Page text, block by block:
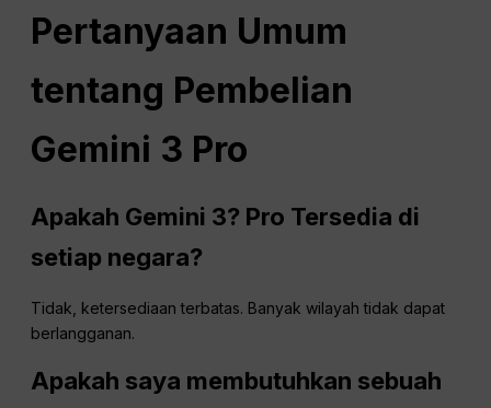
Pertanyaan Umum
tentang Pembelian
Gemini 3 Pro
Apakah Gemini 3? Pro Tersedia di
setiap negara?
Tidak, ketersediaan terbatas. Banyak wilayah tidak dapat
berlangganan.
Apakah saya membutuhkan sebuah